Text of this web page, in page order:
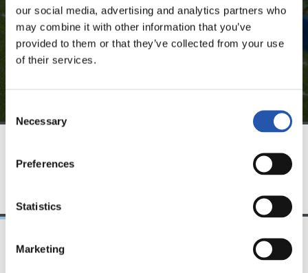
our social media, advertising and analytics partners who
may combine it with other information that you’ve
provided to them or that they’ve collected from your use
of their services.
Selection
Necessary
Preferences
Statistics
Marketing
Regístrate haciendo clic en elLoginy disfruta de
contenido exclusivo para ti.
29/12/2025